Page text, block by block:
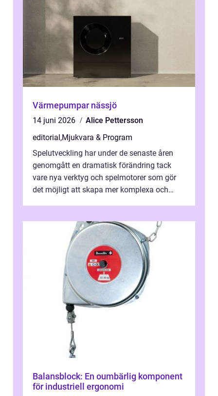
Värmepumpar nässjö
14 juni 2026
Alice Pettersson
editorial,Mjukvara & Program
Spelutveckling har under de senaste åren
genomgått en dramatisk förändring tack
vare nya verktyg och spelmotorer som gör
det möjligt att skapa mer komplexa och
Balansblock: En oumbärlig komponent
för industriell ergonomi